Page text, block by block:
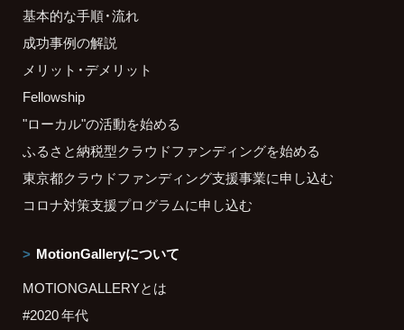
基本的な手順・流れ
成功事例の解説
メリット・デメリット
Fellowship
"ローカル"の活動を始める
ふるさと納税型クラウドファンディングを始める
東京都クラウドファンディング支援事業に申し込む
コロナ対策支援プログラムに申し込む
MotionGalleryについて
MOTIONGALLERYとは
#2020 年代